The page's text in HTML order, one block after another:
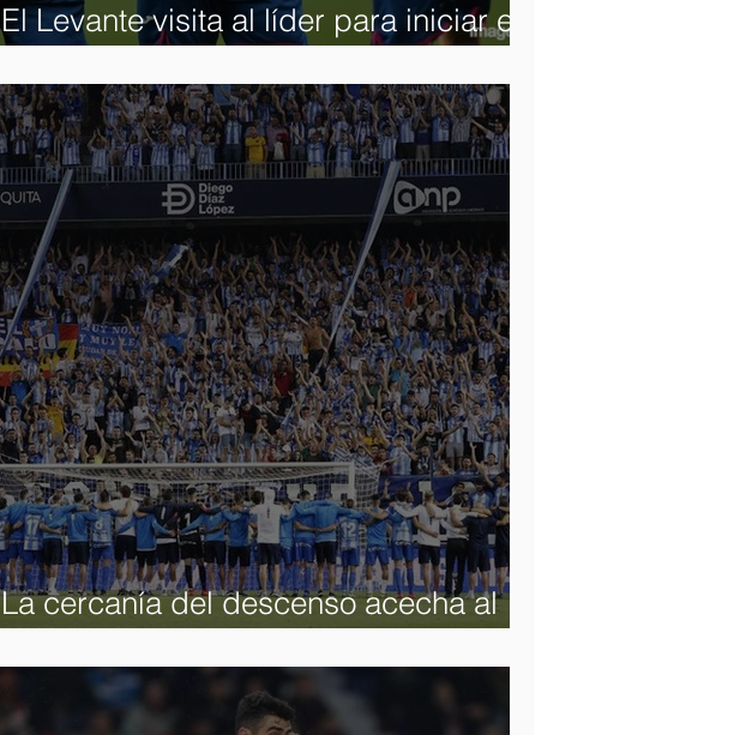
El Levante visita al líder para iniciar el
Tourmalet final
La cercanía del descenso acecha al
Málaga